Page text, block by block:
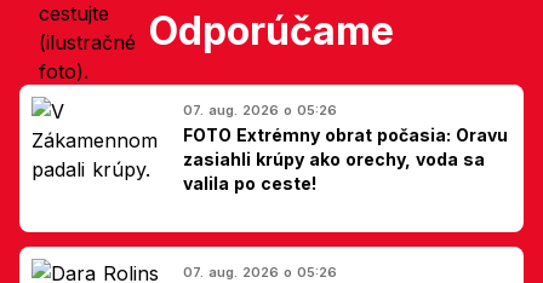
Odporúčame
07. aug. 2026 o 05:26
FOTO Extrémny obrat počasia: Oravu
zasiahli krúpy ako orechy, voda sa
valila po ceste!
07. aug. 2026 o 05:26